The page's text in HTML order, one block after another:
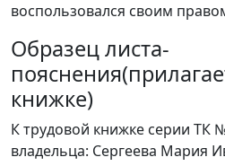
воспользовался своим
Образец листа-
книжке)
К трудовой книжке серии ТК
владельца: Сергеева Мария